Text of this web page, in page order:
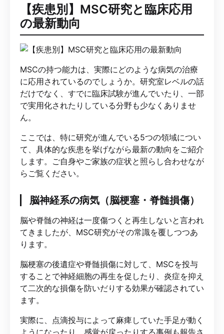
【疾患別】MSC研究と臨床応用
の最新動向
MSCの持つ能力は、実際にどのような病気の治療
に応用されているのでしょうか。研究室レベルの話
だけでなく、すでに臨床試験が進んでいたり、一部
で実用化されたりしている分野も少なくありませ
ん。
ここでは、特に研究が進んでいる5つの領域につい
て、具体的な疾患を挙げながら最新の動向をご紹介
します。ご自身やご家族の症状と照らし合わせなが
らご覧ください。
脳神経系の病気（脳梗塞・脊髄損傷）
脳や脊髄の神経は一度傷つくと再生しないと言われ
てきましたが、MSC研究がその常識を覆しつつあ
ります。
脳梗塞の後遺症や脊髄損傷に対して、MSCを投与
することで神経細胞の再生を促したり、炎症を抑え
て二次的な損傷を防いだりする効果が確認されてい
ます。
実際に、点滴投与によって麻痺していた手足が動く
ようになったり、感覚が戻ったりする事例も報告さ